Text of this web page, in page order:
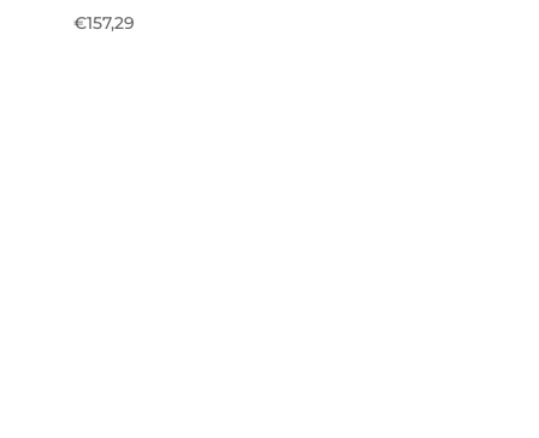
€157,29